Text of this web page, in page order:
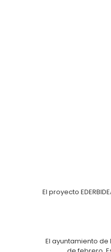
El proyecto
El ayuntamiento